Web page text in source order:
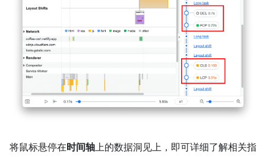
将鼠标悬停在时间轴上的数据洞见上，即可详细了解相关指